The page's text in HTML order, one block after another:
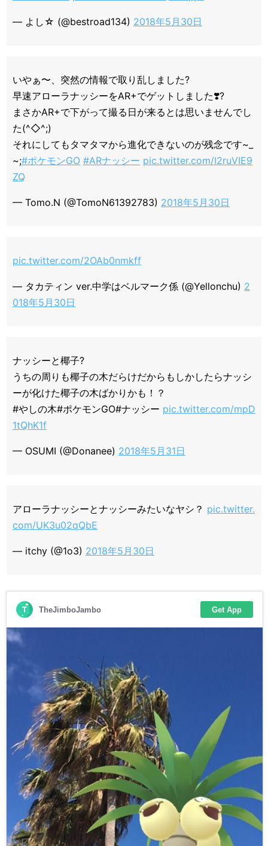
— よし☆ (@bestroad134) 2018年5月30日
いやぁ〜、突然の情報で取り乱しました?
早速アローラナッシーをAR+でゲットしました❣️?
まさかAR+で下がって撮る日が来るとは思いませんでし
た(^◇^;)
それにしてもタマタマから進化できないのが残念です~_
~;#ポケモンGO #ARナッシー pic.twitter.com/I2ruVIE9
ZQ
— Tomo.N (@TomoN61392783) 2018年5月30日
pic.twitter.com/2OAb0nmkff
— タカティン ver.中学はベルマーク係 (@Yellonchu) 2
018年5月30日
ナッシーと椰子?
うちの周りも椰子の木だらけだからもしかしたらナッシ
ーが化けた椰子の木ばかりかも！？
#やしの木#ポケモンGO#ナッシー pic.twitter.com/mpD
1tQhK1f
— OSUMI (@Donanee) 2018年5月31日
アローラナッシーとナッシーみたいなヤシ？ pic.twitter.
com/UK3u02qQbE
— itchy (@1o3) 2018年5月30日